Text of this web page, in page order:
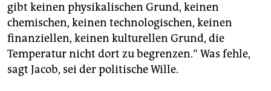
gibt keinen physikalischen Grund, keinen
chemischen, keinen technologischen, keinen
finanziellen, keinen kulturellen Grund, die
Temperatur nicht dort zu begrenzen.“ Was fehle,
sagt Jacob, sei der politische Wille.